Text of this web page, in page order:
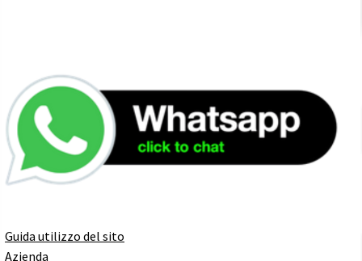
Guida utilizzo del sito
Azienda